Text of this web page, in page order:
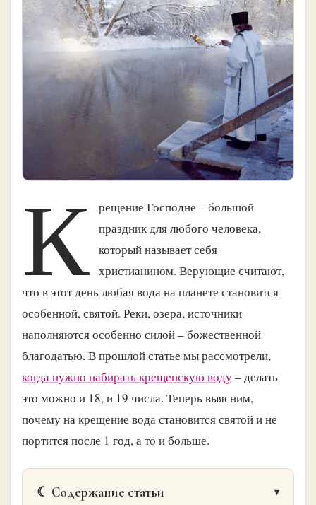
К
рещение Господне – большой
праздник для любого человека,
который называет себя
христианином. Верующие считают,
что в этот день любая вода на планете становится
особенной, святой. Реки, озера, источники
наполняются особенно силой – божественной
благодатью. В прошлой статье мы рассмотрели,
когда нужно набирать крещенскую воду– делать
это можно и 18, и 19 числа. Теперь выясним,
почему на крещение вода становится святой и не
портится после 1 год, а то и больше.
☾ Содержание статьи